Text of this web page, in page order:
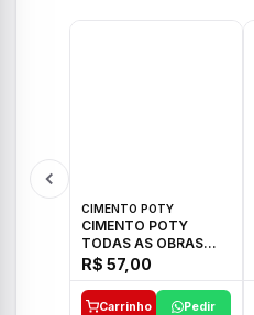
CIMENTO POTY
CIMENTO POTY
TODAS AS OBRAS
50KG CP-II F/32
R$ 57,00
Carrinho Pedir